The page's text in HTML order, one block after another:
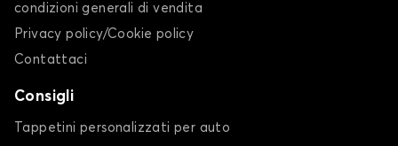
condizioni generali di vendita
Privacy policy/Cookie policy
Contattaci
Consigli
Tappetini personalizzati per auto